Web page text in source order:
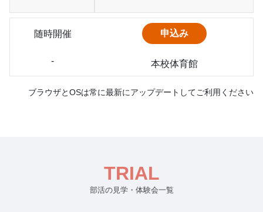
随時開催
- 本校体育館
ブラウザとOSは常に最新にアップデートしてご利用ください
TRIAL
部活の見学・体験会一覧